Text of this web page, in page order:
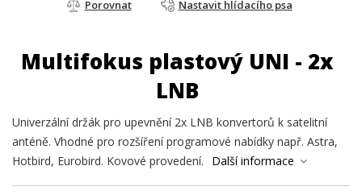
Porovnat Nastavit hlídacího psa
Multifokus plastový UNI - 2x
LNB
Univerzální držák pro upevnění 2x LNB konvertorů k satelitní
anténě. Vhodné pro rozšíření programové nabídky např. Astra,
Hotbird, Eurobird. Kovové provedení.
Další informace